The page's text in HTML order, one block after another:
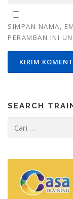
SIMPAN NAMA,
PERAMBAN INI
SEARCH
untuk: